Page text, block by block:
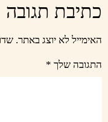
כתיבת תגובה
האימייל לא יוצג באתר.
התגובה שלך *